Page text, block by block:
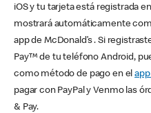
iOS y tu tarjeta está registrada
mostrará automáticamente
app de McDonald’s . Si
Pay™ de tu teléfono Android,
como método de pago en elapp
pagar con PayPal y Venmo las
& Pay.